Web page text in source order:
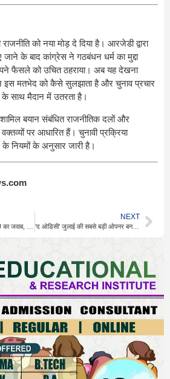
को नया मोड़ दे दिया है। आरजेडी द्वारा
जाने के बाद कांग्रेस ने गठबंधन धर्म का मुद्दा
फैसले को उचित ठहराया। अब यह देखना
इस मतभेद को कैसे सुलझाता है और चुनाव प्रचार
के साथ मैदान में उतरता है।
बयान संबंधित राजनीतिक दलों और
पर आधारित हैं। चुनावी प्रक्रिया
के नियमों के अनुसार जारी है।
NEXT
‘द ओडिसी’ जुलाई की सबसे बड़ी ओपनर बनने को तैयार